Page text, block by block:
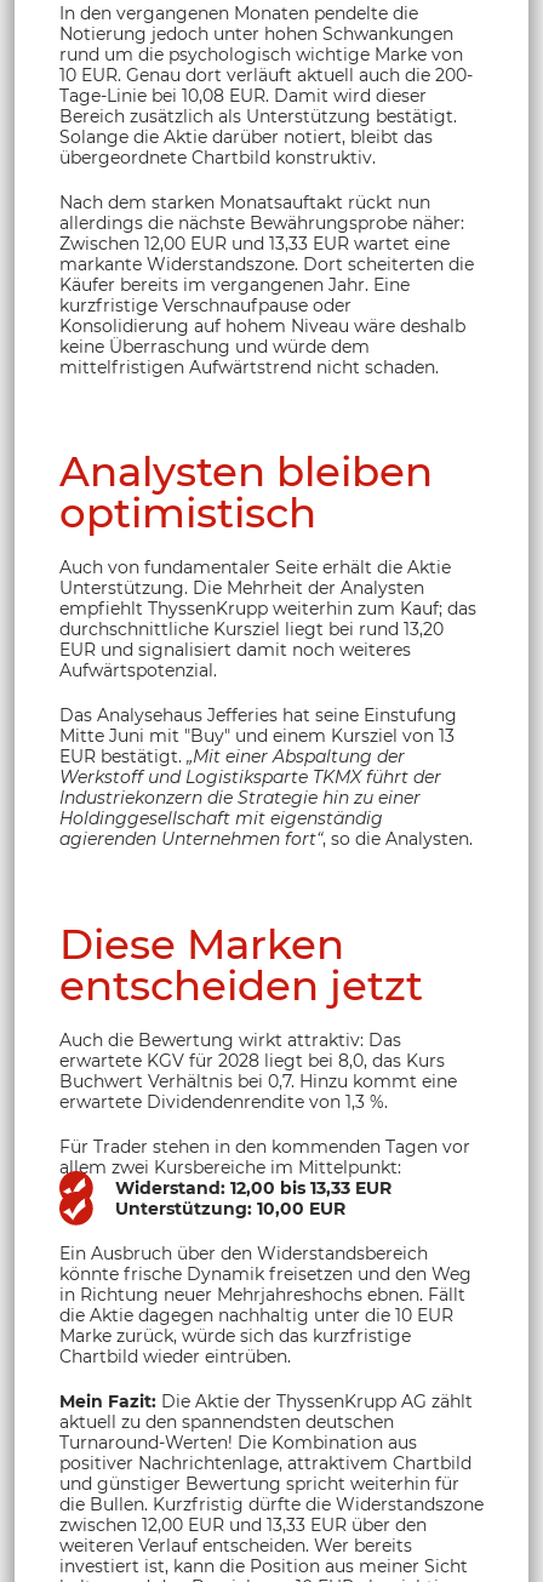
In den vergangenen Monaten pendelte die
Notierung jedoch unter hohen Schwankungen
rund um die psychologisch wichtige Marke von
10 EUR. Genau dort verläuft aktuell auch die 200-
Tage-Linie bei 10,08 EUR. Damit wird dieser
Bereich zusätzlich als Unterstützung bestätigt.
Solange die Aktie darüber notiert, bleibt das
übergeordnete Chartbild konstruktiv.
Nach dem starken Monatsauftakt rückt nun
allerdings die nächste Bewährungsprobe näher:
Zwischen 12,00 EUR und 13,33 EUR wartet eine
markante Widerstandszone. Dort scheiterten die
Käufer bereits im vergangenen Jahr. Eine
kurzfristige Verschnaufpause oder
Konsolidierung auf hohem Niveau wäre deshalb
keine Überraschung und würde dem
mittelfristigen Aufwärtstrend nicht schaden.
Analysten bleiben
optimistisch
Auch von fundamentaler Seite erhält die Aktie
Unterstützung. Die Mehrheit der Analysten
empfiehlt ThyssenKrupp weiterhin zum Kauf; das
durchschnittliche Kursziel liegt bei rund 13,20
EUR und signalisiert damit noch weiteres
Aufwärtspotenzial.
Das Analysehaus Jefferies hat seine Einstufung
Mitte Juni mit "Buy" und einem Kursziel von 13
EUR bestätigt. „Mit einer Abspaltung der
Werkstoff und Logistiksparte TKMX führt der
Industriekonzern die Strategie hin zu einer
Holdinggesellschaft mit eigenständig
agierenden Unternehmen fort“, so die Analysten.
Diese Marken
entscheiden jetzt
Auch die Bewertung wirkt attraktiv: Das
erwartete KGV für 2028 liegt bei 8,0, das Kurs
Buchwert Verhältnis bei 0,7. Hinzu kommt eine
erwartete Dividendenrendite von 1,3 %.
Für Trader stehen in den kommenden Tagen vor
allem zwei Kursbereiche im Mittelpunkt:
Widerstand: 12,00 bis 13,33 EUR
Unterstützung: 10,00 EUR
Ein Ausbruch über den Widerstandsbereich
könnte frische Dynamik freisetzen und den Weg
in Richtung neuer Mehrjahreshochs ebnen. Fällt
die Aktie dagegen nachhaltig unter die 10 EUR
Marke zurück, würde sich das kurzfristige
Chartbild wieder eintrüben.
Mein Fazit: Die Aktie der ThyssenKrupp AG zählt
aktuell zu den spannendsten deutschen
Turnaround-Werten! Die Kombination aus
positiver Nachrichtenlage, attraktivem Chartbild
und günstiger Bewertung spricht weiterhin für
die Bullen. Kurzfristig dürfte die Widerstandszone
zwischen 12,00 EUR und 13,33 EUR über den
weiteren Verlauf entscheiden. Wer bereits
investiert ist, kann die Position aus meiner Sicht